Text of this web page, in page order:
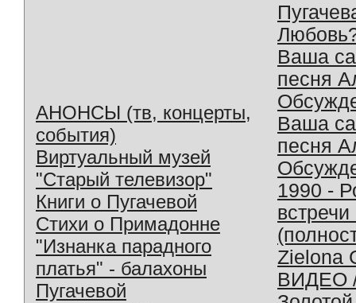
АНОНСЫ (тв, концерты,
события)
Виртуальный музей
"Старый телевизор"
Книги о Пугачевой
Стихи о Примадонне
"Изнанка парадного
платья" - балахоны
Пугачевой
Ваша
песня
Ваша
песня
1990 -
Zielona
ВИДЕО